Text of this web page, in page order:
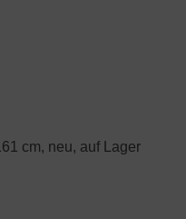
cm, neu, auf Lager